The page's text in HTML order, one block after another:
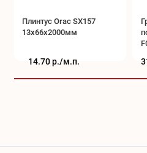
Плинтус Orac SX157
13x66x2000мм
14.70 р./м.п.